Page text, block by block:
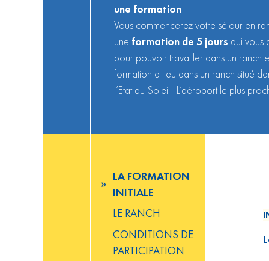
une formation
Vous commencerez votre séjour en
une formation de 5 jours qui vous
pour pouvoir travailler dans un ranch
formation a lieu dans un ranch situé
l’Etat du Soleil. L’aéroport le plus
LA FORMATION
INITIALE
LE RANCH
CONDITIONS DE
PARTICIPATION